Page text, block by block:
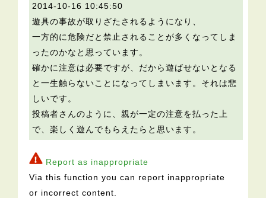
2014-10-16 10:45:50
遊具の事故が取りざたされるようになり、
一方的に危険だと禁止されることが多くなってしま
ったのかなと思っています。
確かに注意は必要ですが、だから遊ばせないとなる
と一生触らないことになってしまいます。それは悲
しいです。
投稿者さんのように、親が一定の注意を払った上
で、楽しく遊んでもらえたらと思います。
Report as inappropriate
Via this function you can report inappropriate
or incorrect content.